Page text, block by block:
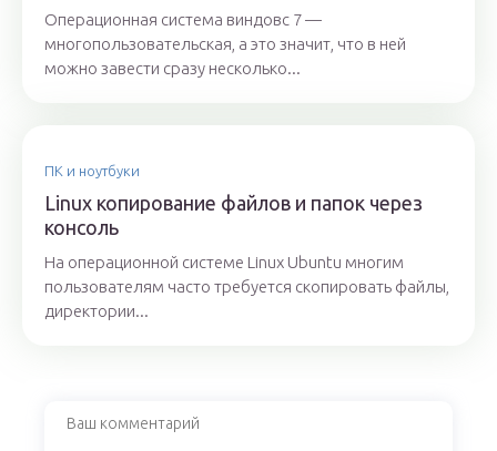
Операционная система виндовс 7 —
многопользовательская, а это значит, что в ней
можно завести сразу несколько...
ПК и ноутбуки
Linux копирование файлов и папок через
консоль
На операционной системе Linux Ubuntu многим
пользователям часто требуется скопировать файлы,
директории...